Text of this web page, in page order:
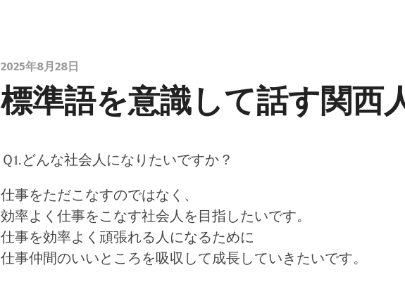
2025年8月28日
標準語を意識して話す関西
Ｑ1.どんな社会人になりたいですか？
仕事をただこなすのではなく、
効率よく仕事をこなす社会人を目指したいです。
仕事を効率よく頑張れる人になるために
仕事仲間のいいところを吸収して成長していきたいです。